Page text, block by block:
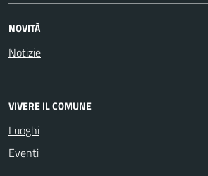
NOVITÀ
Notizie
VIVERE IL COMUNE
Luoghi
Eventi